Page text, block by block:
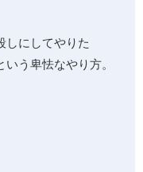
しにしてやりた
う卑怯なやり方。